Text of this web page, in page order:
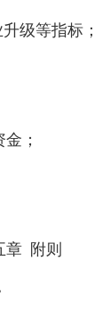
级等指标；
金；
章 附则